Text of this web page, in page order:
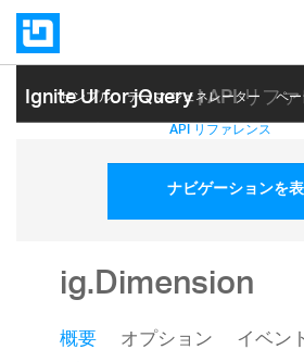
Ignite UI for jQuery| API リフ
サンプル テーマ ジェネレーター ペ
ヘルプ トピック API リファレンス
ナビゲーションを
ig.Dimension
概要 オプション
イベン